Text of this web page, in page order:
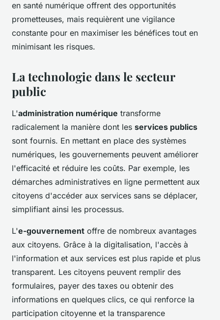
en santé numérique offrent des opportunités
prometteuses, mais requièrent une vigilance
constante pour en maximiser les bénéfices tout en
minimisant les risques.
La technologie dans le secteur
public
L'administration numérique transforme
radicalement la manière dont les services publics
sont fournis. En mettant en place des systèmes
numériques, les gouvernements peuvent améliorer
l'efficacité et réduire les coûts. Par exemple, les
démarches administratives en ligne permettent aux
citoyens d'accéder aux services sans se déplacer,
simplifiant ainsi les processus.
L'e-gouvernement offre de nombreux avantages
aux citoyens. Grâce à la digitalisation, l'accès à
l'information et aux services est plus rapide et plus
transparent. Les citoyens peuvent remplir des
formulaires, payer des taxes ou obtenir des
informations en quelques clics, ce qui renforce la
participation citoyenne et la transparence